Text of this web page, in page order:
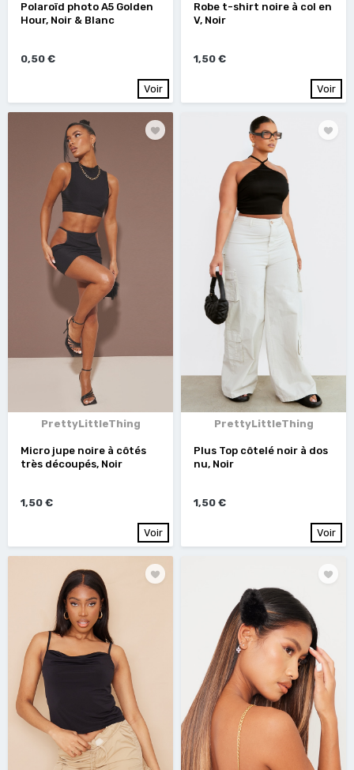
Polaroïd photo A5 Golden
Hour, Noir & Blanc
0,50 €
Voir
Robe t-shirt noire à col en
V, Noir
1,50 €
Voir
PrettyLittleThing
Micro jupe noire à côtés
très découpés, Noir
1,50 €
Voir
PrettyLittleThing
Plus Top côtelé noir à dos
nu, Noir
1,50 €
Voir